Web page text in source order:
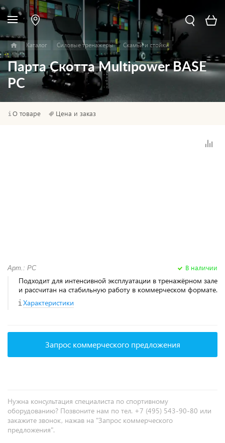
Каталог Силовые тренажеры Скамьи и стойки
Парта Скотта Multipower BASE
PC
О товаре Цена и заказ
Арт.: PC В наличии
Подходит для интенсивной эксплуатации в тренажёрном зале
и рассчитан на стабильную работу в коммерческом формате.
Характеристики
Запрос коммерческого предложения
Нужна консультация специалиста по спортивному
оборудованию? Позвоните нам по тел. +7 (495) 543-90-80 или
закажите звонок, нажав на "Запрос коммерческого
предложения".